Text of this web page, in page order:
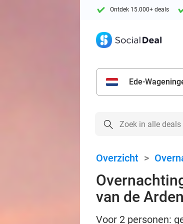
Ontdek 15.000+ deals
Ede-
Overzicht >
van de
Voor 2 personen: